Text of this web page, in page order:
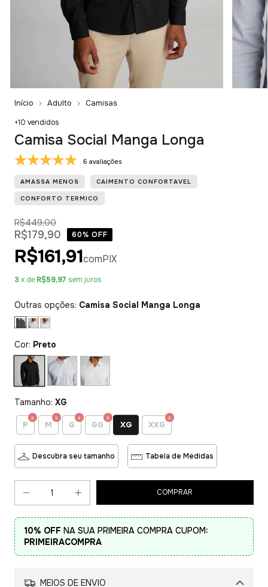
Início Adulto Camisas
+10 vendidos
Camisa Social Manga Longa
6 avaliações
AMASSA MENOS CAIMENTO CONFORTAVEL
CONFORTO TERMICO
R$449,00
R$179,90 60% OFF
R$161,91comPIX
3 x de R$59,97 sem juros
Outras opções: Camisa Social Manga Longa
Cor: Preto
Tamanho: XG
P M G GG XG XXG
Descubra seu tamanho Tabela de Medidas
10% OFF NA SUA PRIMEIRA COMPRA CUPOM:
PRIMEIRACOMPRA
MEIOS DE ENVIO